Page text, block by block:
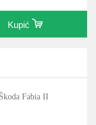
Kupić
Fabia II